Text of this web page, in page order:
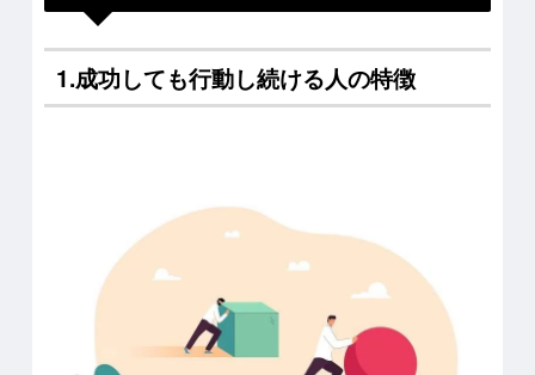
1.成功しても行動し続ける人の特徴